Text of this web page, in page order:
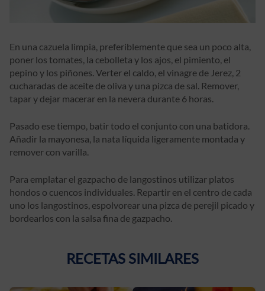
En una cazuela limpia, preferiblemente que sea un poco alta,
poner los tomates, la cebolleta y los ajos, el pimiento, el
pepino y los piñones. Verter el caldo, el vinagre de Jerez, 2
cucharadas de aceite de oliva y una pizca de sal. Remover,
tapar y dejar macerar en la nevera durante 6 horas.
Pasado ese tiempo, batir todo el conjunto con una batidora.
Añadir la mayonesa, la nata líquida ligeramente montada y
remover con varilla.
Para emplatar el gazpacho de langostinos utilizar platos
hondos o cuencos individuales. Repartir en el centro de cada
uno los langostinos, espolvorear una pizca de perejil picado y
bordearlos con la salsa fina de gazpacho.
RECETAS SIMILARES